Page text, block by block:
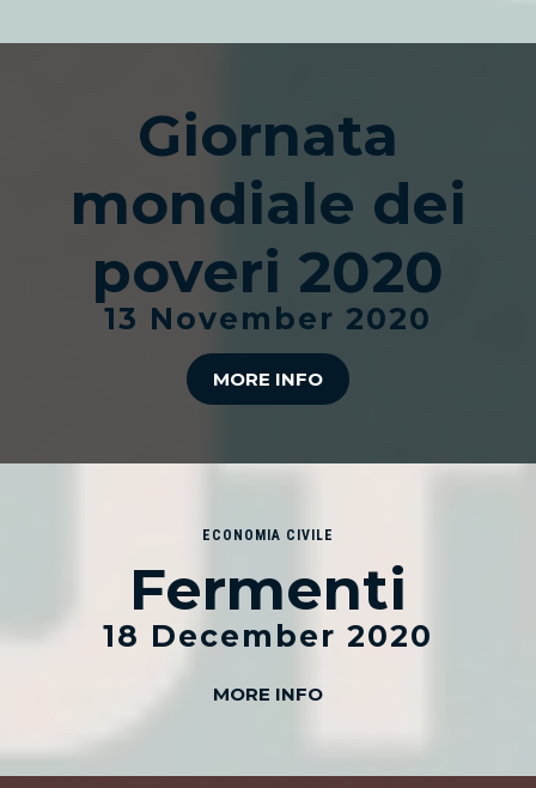
Giornata
mondiale dei
poveri 2020
13 November 2020
MORE INFO
ECONOMIA CIVILE
Fermenti
18 December 2020
MORE INFO